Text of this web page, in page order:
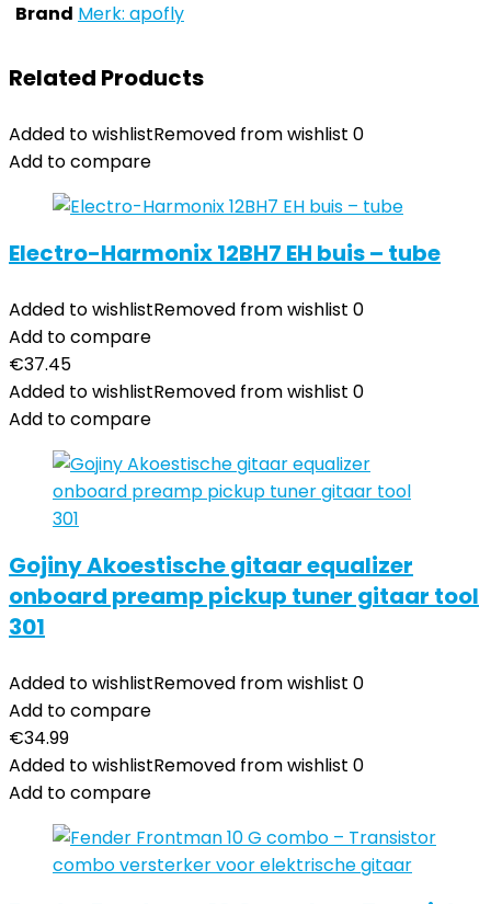
Brand Merk: apofly
Related Products
Added to wishlistRemoved from wishlist 0
Add to compare
Electro-Harmonix 12BH7 EH buis – tube
Added to wishlistRemoved from wishlist 0
Add to compare
€37.45
Added to wishlistRemoved from wishlist 0
Add to compare
Gojiny Akoestische gitaar equalizer
onboard preamp pickup tuner gitaar tool
301
Added to wishlistRemoved from wishlist 0
Add to compare
€34.99
Added to wishlistRemoved from wishlist 0
Add to compare